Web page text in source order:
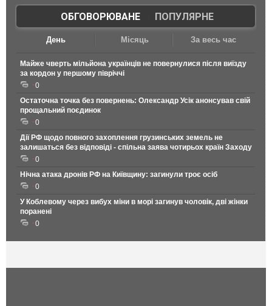
ОБГОВОРЮВАНЕ| ПОПУЛЯРНЕ
День Місяць За весь час
Майже чверть мільйона українців не повернулися після виїзду
за кордон у першому півріччі
0
Остаточна точка без повернень: Олександр Усік анонсував свій
прощальний поєдинок
0
Дії РФ щодо повного захоплення грузинських земель не
залишаться без відповіді - спільна заява чотирьох країн Заходу
0
Нічна атака дронів РФ на Київщину: загинули троє осіб
0
У Коблевому через вибух міни в морі загинув чоловік, дві жінки
поранені
0